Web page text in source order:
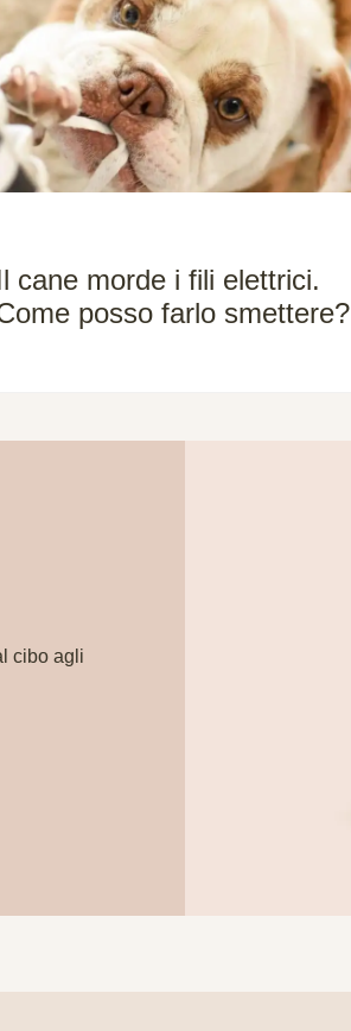
cane morde i fili elettrici.
posso farlo smettere?
cibo agli